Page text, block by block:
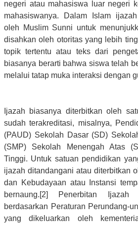
negeri atau mahasiswa luar negeri
mahasiswanya. Dalam Islam
oleh Muslim Sunni untuk
disahkan oleh otoritas yang lebih
topik tertentu atau teks dari
biasanya berarti bahwa siswa telah
melalui tatap muka interaksi dengan
Ijazah biasanya diterbitkan oleh
sudah terakreditasi, misalnya,
(PAUD) Sekolah Dasar (SD)
(SMP) Sekolah Menengah Atas
Tinggi. Untuk satuan pendidikan
ijazah ditandangani atau diterbitkan
dan Kebudayaan atau Instansi
bernaung.[2] Penerbitan Ijazah
berdasarkan Peraturan Perundang-
yang dikeluarkan oleh